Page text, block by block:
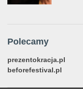
Polecamy
prezentokracja.pl
beforefestival.pl